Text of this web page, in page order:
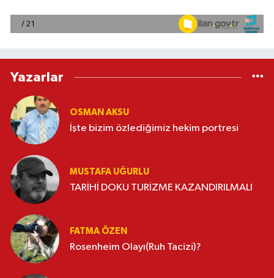
Yazarlar
OSMAN AKSU
İşte bizim özlediğimiz hekim portresi
MUSTAFA UĞURLU
TARİHİ DOKU TURİZME KAZANDIRILMALI
FATMA ÖZEN
Rosenheim Olayı(Ruh Tacizi)?